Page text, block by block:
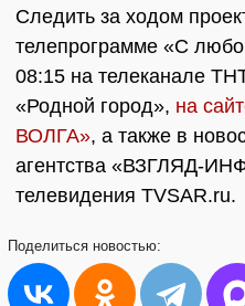
Следить за ходом
телепрограмме «С
08:15 на телеканале
«Родной город», на
ВОЛГА», а также в
агентства «ВЗГЛЯД-
телевидения TVSAR.ru.
Поделиться новостью: